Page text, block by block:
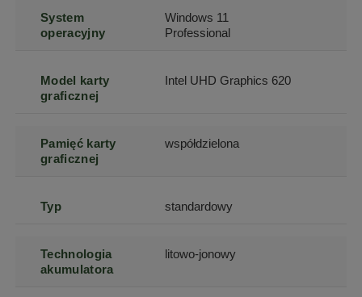
System
operacyjny
Windows 11
Professional
Model karty
graficznej
Intel UHD Graphics 620
Pamięć karty
graficznej
współdzielona
Typ standardowy
Technologia
akumulatora
litowo-jonowy